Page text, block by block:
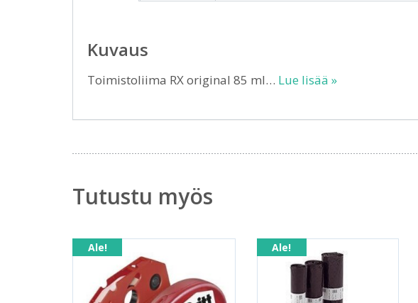
Kuvaus
Toimistoliima RX original 85 ml… Lue lisää »
Tutustu myös
Ale! Ale!